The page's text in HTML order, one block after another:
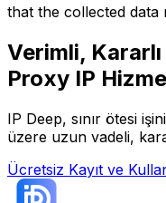
that the collected data
Verimli,
Proxy IP
IP Deep, sınır ötesi
üzere uzun vadeli,
Ücretsiz Kayıt ve